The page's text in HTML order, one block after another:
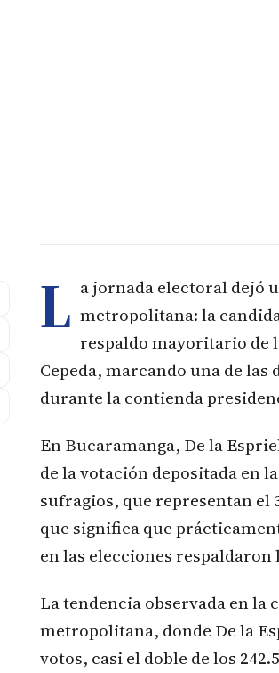
L a jornada electoral dejó
metropolitana: la
respaldo mayoritario de
Cepeda, marcando una de
durante la contienda
En Bucaramanga, De la
de la votación depositada en
sufragios, que representan el
que significa que
en las elecciones
La tendencia observada en la
metropolitana, donde De la
votos, casi el doble de los